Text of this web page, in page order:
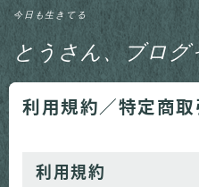
とうさん、ブログ
今日も生きてる
MENU
日記
利用規約／特定商取
利用規約